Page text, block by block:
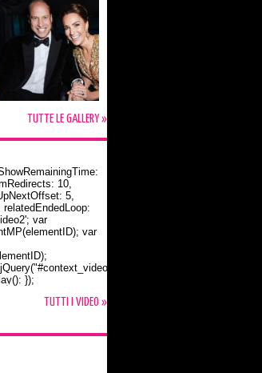
TUTTE LE GALLERY »
a Flynn
10,
5,
var
var
});
TUTTI I VIDEO »